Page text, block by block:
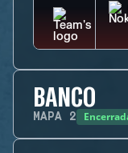
BANCO
MAPA 2